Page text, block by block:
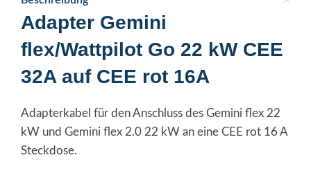
Adapter Gemini
flex/Wattpilot Go 22 kW CEE
32A auf CEE rot 16A
Adapterkabel für den Anschluss des Gemini flex 22
kW und Gemini flex 2.0 22 kW an eine CEE rot 16 A
Steckdose.